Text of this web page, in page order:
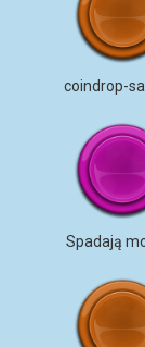
coindrop-
Spadają